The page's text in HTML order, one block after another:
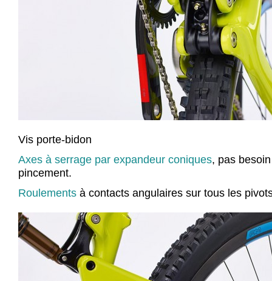
Vis porte-bidon
Axes à serrage par expandeur coniques, pas
pincement.
Roulements à contacts angulaires sur tous les